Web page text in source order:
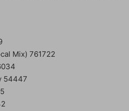
Mix) 761722
54447